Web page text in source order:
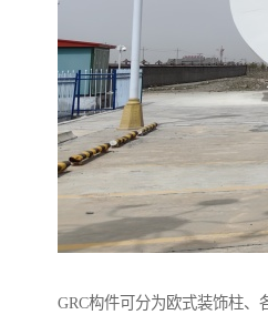
GRC构件可分为欧式装饰柱、